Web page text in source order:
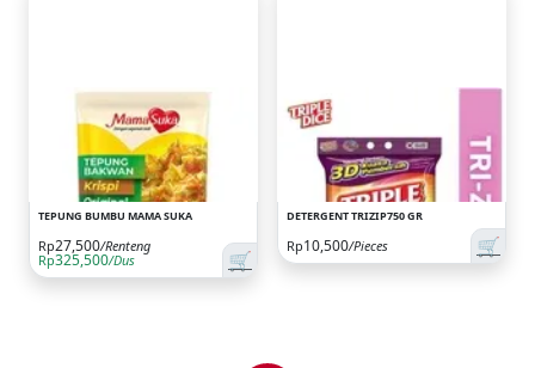
TEPUNG BUMBU MAMA SUKA
Rp27,500/Renteng
Rp325,500/Dus 🛒
DETERGENT TRIZIP750 GR
Rp10,500/Pieces 🛒